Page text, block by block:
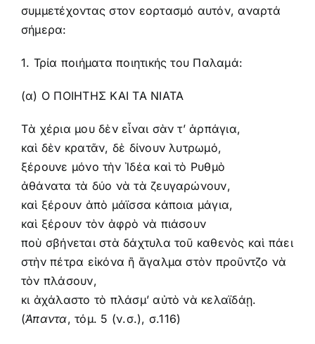
συμμετέχοντας στον εορτασμό αυτόν, αναρτά
σήμερα:
1. Τρία ποιήματα ποιητικής του Παλαμά:
(α) Ο ΠΟΙΗΤΗΣ ΚΑΙ ΤΑ ΝΙΑΤΑ
Τὰ χέρια μου δὲν εἶναι σὰν τ’ ἁρπάγια,
καὶ δὲν κρατᾶν, δὲ δίνουν λυτρωμό,
ξέρουνε μόνο τὴν Ἰδέα καὶ τὸ Ρυθμὸ
ἀθάνατα τὰ δύο νὰ τὰ ζευγαρώνουν,
καὶ ξέρουν ἀπὸ μάϊσσα κάποια μάγια,
καὶ ξέρουν τὸν ἀφρὸ νὰ πιάσουν
ποὺ σβήνεται στὰ δάχτυλα τοῦ καθενὸς καὶ πάει
στὴν πέτρα εἰκόνα ἢ ἄγαλμα στὸν προῦντζο νὰ
τὸν πλάσουν,
κι ἀχάλαστο τὸ πλάσμ’ αὐτὸ νὰ κελαϊδάῃ.
(Άπαντα,τόμ. 5 (ν.σ.), σ.116)